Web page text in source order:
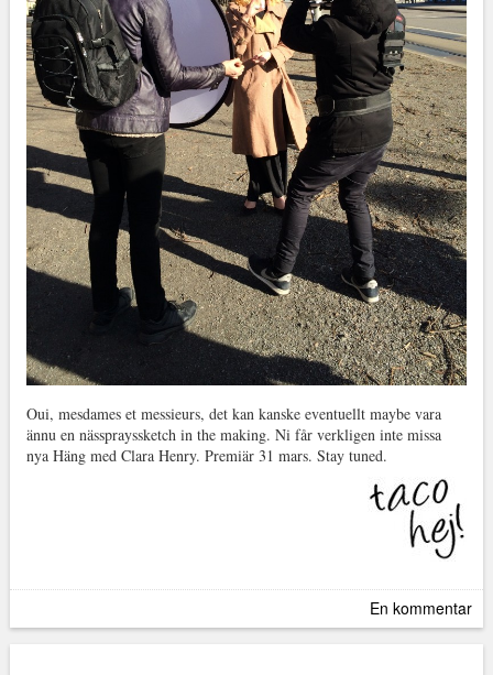
Oui, mesdames et messieurs, det kan kanske eventuellt maybe vara
ännu en nässprayssketch in the making. Ni får verkligen inte missa
nya Häng med Clara Henry. Premiär 31 mars. Stay tuned.
En kommentar